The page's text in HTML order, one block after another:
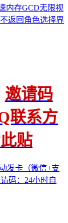
内存GCD无限视
返回角色选择界
邀请码
联系方
贴
发卡（微信+支
码：24小时自